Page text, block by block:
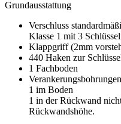
Grundausstattung
Verschluss
Klasse 1 mit 3
Klappgriff (2mm
440 Haken zur
1 Fachboden
1 im Boden
1 in der Rückwand
Rückwandshöhe.